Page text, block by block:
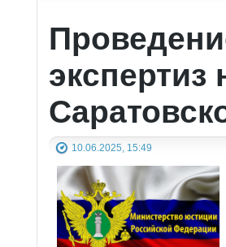
10.06.2025, 15:49